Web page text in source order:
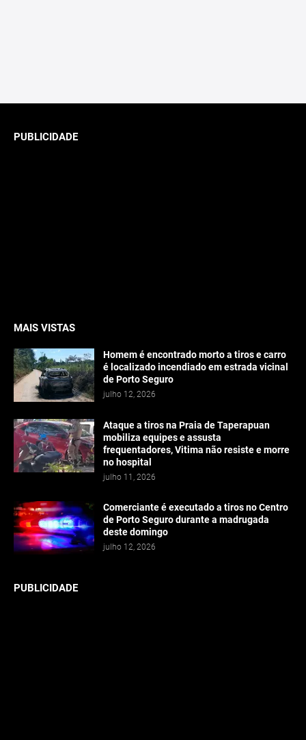
PUBLICIDADE
MAIS VISTAS
Homem é encontrado morto a tiros e carro
é localizado incendiado em estrada vicinal
de Porto Seguro
julho 12, 2026
Ataque a tiros na Praia de Taperapuan
mobiliza equipes e assusta
frequentadores, Vitima não resiste e morre
no hospital
julho 11, 2026
Comerciante é executado a tiros no Centro
de Porto Seguro durante a madrugada
deste domingo
julho 12, 2026
PUBLICIDADE